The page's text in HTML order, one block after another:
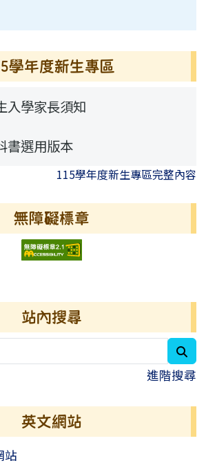
新生專區
學年度新生專區
入學家長須知
書選用版本
115學年度新生專區完整內容
無障礙標章
站內搜尋
進階搜尋
英文網站